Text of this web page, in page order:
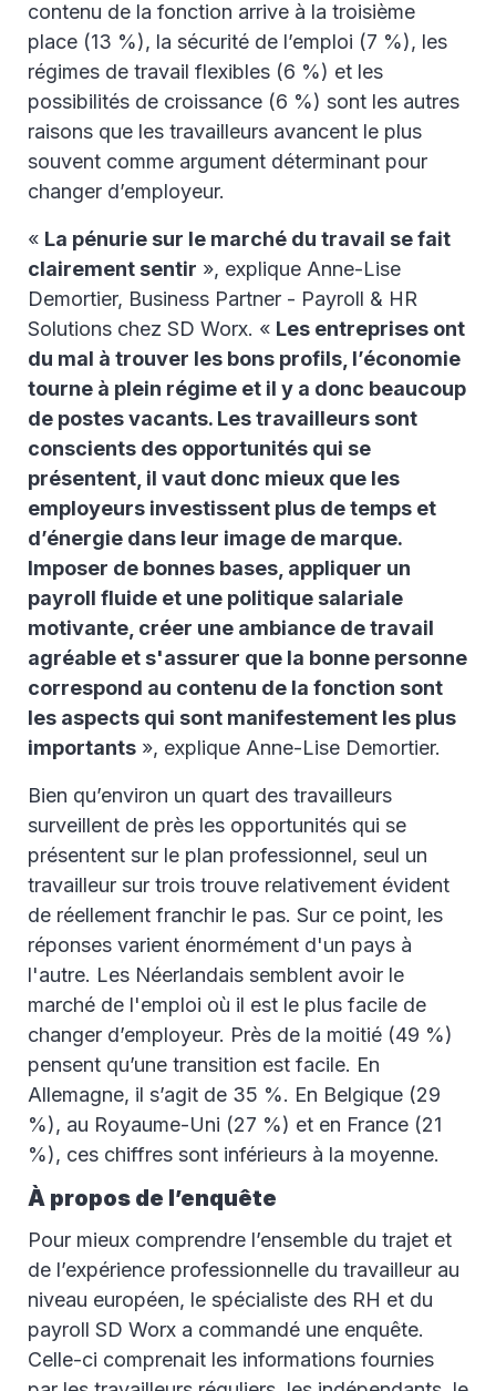
contenu de la fonction arrive à la troisième
place (13 %), la sécurité de l’emploi (7 %), les
régimes de travail flexibles (6 %) et les
possibilités de croissance (6 %) sont les autres
raisons que les travailleurs avancent le plus
souvent comme argument déterminant pour
changer d’employeur.
« La pénurie sur le marché du travail se fait
clairement sentir », explique Anne-Lise
Demortier, Business Partner - Payroll & HR
Solutions chez SD Worx. « Les entreprises ont
du mal à trouver les bons profils, l’économie
tourne à plein régime et il y a donc beaucoup
de postes vacants. Les travailleurs sont
conscients des opportunités qui se
présentent, il vaut donc mieux que les
employeurs investissent plus de temps et
d’énergie dans leur image de marque.
Imposer de bonnes bases, appliquer un
payroll fluide et une politique salariale
motivante, créer une ambiance de travail
agréable et s'assurer que la bonne personne
correspond au contenu de la fonction sont
les aspects qui sont manifestement les plus
importants », explique Anne-Lise Demortier.
Bien qu’environ un quart des travailleurs
surveillent de près les opportunités qui se
présentent sur le plan professionnel, seul un
travailleur sur trois trouve relativement évident
de réellement franchir le pas. Sur ce point, les
réponses varient énormément d'un pays à
l'autre. Les Néerlandais semblent avoir le
marché de l'emploi où il est le plus facile de
changer d’employeur. Près de la moitié (49 %)
pensent qu’une transition est facile. En
Allemagne, il s’agit de 35 %. En Belgique (29
%), au Royaume-Uni (27 %) et en France (21
%), ces chiffres sont inférieurs à la moyenne.
À propos de l’enquête
Pour mieux comprendre l’ensemble du trajet et
de l’expérience professionnelle du travailleur au
niveau européen, le spécialiste des RH et du
payroll SD Worx a commandé une enquête.
Celle-ci comprenait les informations fournies